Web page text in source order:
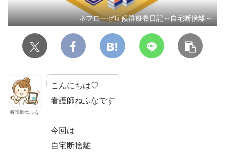
ネフローゼ症候群療養日記～自宅断捨離～
看護師ねふな
こんにちは♡
看護師ねふなです
今回は
自宅断捨離